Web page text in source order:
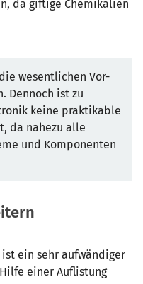
da giftige Chemikalien
wesentlichen Vor-
Dennoch ist zu
keine praktikable
da nahezu alle
und Komponenten
ein sehr aufwändiger
einer Auflistung